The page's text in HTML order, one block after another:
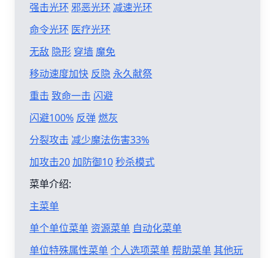
强击光环 邪恶光环 减速光环
命令光环 医疗光环
无敌 隐形 穿墙 魔免
移动速度加快 反隐 永久献祭
重击 致命一击 闪避
闪避100% 反弹燃灰
分裂攻击 减少魔法伤害33%
加攻击20加防御10秒杀模式
菜单介绍:
主菜单
单个单位菜单 资源菜单 自动化菜单
单位特殊属性菜单个人选项菜单帮助菜单其他玩